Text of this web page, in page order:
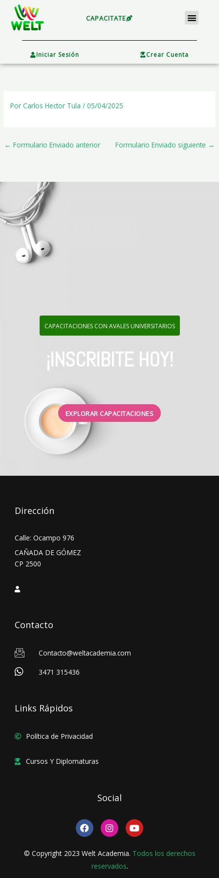
contenido
CAPACITATE Menu
Iniciar Sesión Crear Cuenta
PorCarlos Hector Tula/05/04/2025
← Formulario Enviado anterior Formulario Enviado siguiente →
CAPACITACIONES CON AVALES UNIVERSITARIOS
¡INSCRIBITE HOY!
EXPLORAR CAPACITACIONES
Dirección
Calle: Ocampo 976
CAÑADA DE GÓMEZ
CP 2500
Contacto
Contacto@weltacademia.com
3471 315436
Links Rápidos
Política de Privacidad
Cursos Y Diplomaturas
Social
F
a
c
e
b
I
n
s
t
a
g
Y
o
u
t
u
© Copyright 2023 Welt Academia. Todos los derechos
reservados.